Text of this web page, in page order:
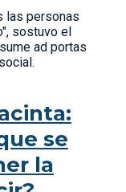
las personas
sostuvo el
ad portas
se
la